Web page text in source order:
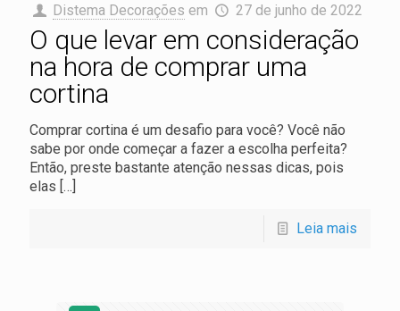
Distema Decorações em 27 de junho de 2022
O que levar em consideração
na hora de comprar uma
cortina
Comprar cortina é um desafio para você? Você não
sabe por onde começar a fazer a escolha perfeita?
Então, preste bastante atenção nessas dicas, pois
elas […]
Leia mais